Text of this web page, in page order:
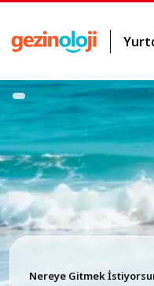
Nereye Gitmek